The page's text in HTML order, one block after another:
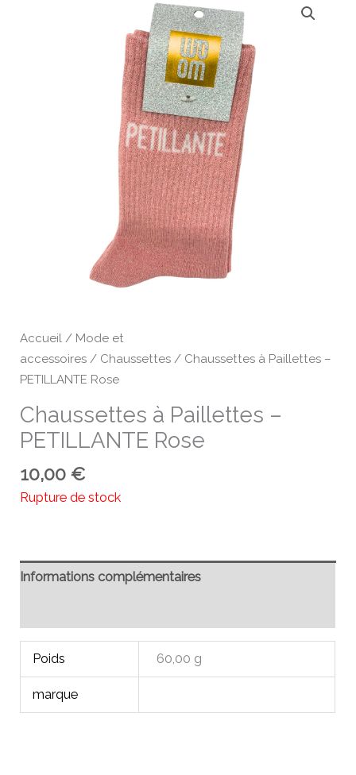
Accueil / Mode et
accessoires / Chaussettes / Chaussettes à Paillettes –
PETILLANTE Rose
Chaussettes à Paillettes –
PETILLANTE Rose
10,00€
Rupture de stock
Informations complémentaires
Poids 60,00 g
marque